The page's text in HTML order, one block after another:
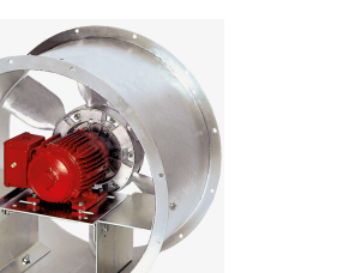
DETAILS